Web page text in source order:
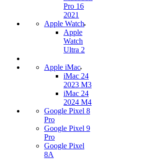
Pro 16
2021
Apple Watch
Apple
Watch
Ultra 2
Apple iMac
iMac 24
2023 M3
iMac 24
2024 M4
Google Pixel 8
Pro
Google Pixel 9
Pro
Google Pixel
8A